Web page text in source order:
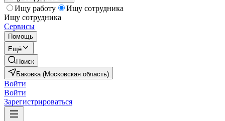
Ищу работу
Ищу сотрудника
Ищу сотрудника
Сервисы
Помощь
Ещё
Поиск
Баковка (Московская область)
Войти
Войти
Зарегистрироваться